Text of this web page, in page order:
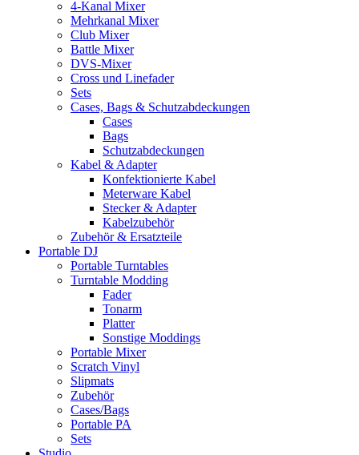
4-Kanal Mixer
Mehrkanal Mixer
Club Mixer
Battle Mixer
DVS-Mixer
Cross und Linefader
Sets
Cases, Bags & Schutzabdeckungen
Cases
Bags
Schutzabdeckungen
Kabel & Adapter
Konfektionierte Kabel
Meterware Kabel
Stecker & Adapter
Kabelzubehör
Zubehör & Ersatzteile
Portable DJ
Portable Turntables
Turntable Modding
Fader
Tonarm
Platter
Sonstige Moddings
Portable Mixer
Scratch Vinyl
Slipmats
Zubehör
Cases/Bags
Portable PA
Sets